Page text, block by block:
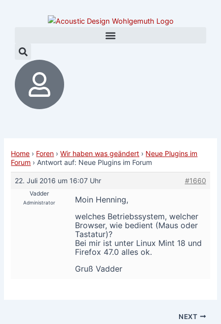
Home › Foren › Wir haben was geändert › Neue Plugins im
Forum › Antwort auf: Neue Plugins im Forum
22. Juli 2016 um 16:07 Uhr #1660
Vadder
Administrator
Moin Henning,
welches Betriebssystem, welcher
Browser, wie bedient (Maus oder
Tastatur)?
Bei mir ist unter Linux Mint 18 und
Firefox 47.0 alles ok.
Gruß Vadder
NEXT